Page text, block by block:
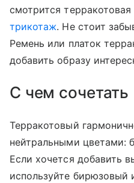
смотрится
трикотаж. Не стоит
Ремень или платок
добавить образу
С чем сочетать
Терракотовый
нейтральными
Если хочется добавить
используйте бирюзовый